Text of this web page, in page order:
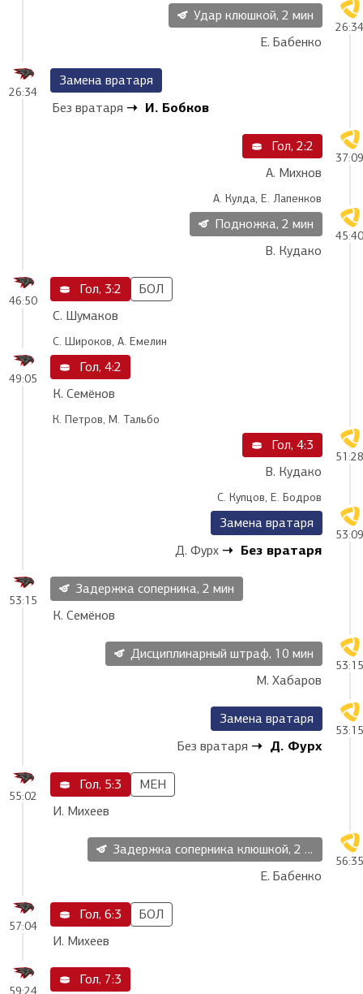
26:34
Удар клюшкой, 2 мин
Е. Бабенко
26:34
Замена вратаря
Без вратаря
И. Бобков
37:09
Гол, 2:2
А. Михнов
А. Кулда, Е. Лапенков
45:40
Подножка, 2 мин
В. Кудако
46:50
Гол, 3:2
БОЛ
С. Шумаков
С. Широков, А. Емелин
49:05
Гол, 4:2
К. Семёнов
К. Петров, М. Тальбо
51:28
Гол, 4:3
В. Кудако
С. Купцов, Е. Бодров
53:09
Замена вратаря
Д. Фурх
Без вратаря
53:15
Задержка соперника, 2 мин
К. Семёнов
53:15
Дисциплинарный штраф, 10 мин
М. Хабаров
53:15
Замена вратаря
Без вратаря
Д. Фурх
55:02
Гол, 5:3
МЕН
И. Михеев
56:35
Задержка соперника клюшкой, 2 мин
Е. Бабенко
57:04
Гол, 6:3
БОЛ
И. Михеев
59:24
Гол, 7:3